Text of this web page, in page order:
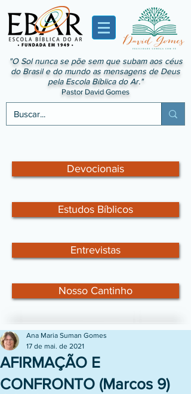
"O Sol nunca se põe sem que subam aos céus
do Brasil e do mundo as mensagens de Deus
pela Escola Bíblica do Ar."
Pastor David Gomes
Devocionais
Estudos Bíblicos
Entrevistas
Nosso Cantinho
AFIRMAÇÃO E
CONFRONTO (Marcos 9)
Ana Maria Suman Gomes
17 de mai. de 2021